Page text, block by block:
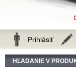
HĽADANIE V
Prihlásiť